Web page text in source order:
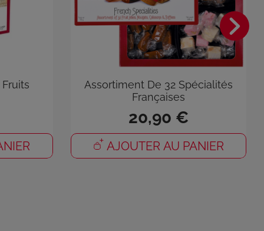
Assortiment De 32 Spécialités
Françaises
20,90 €
AJOUTER AU PANIER
×